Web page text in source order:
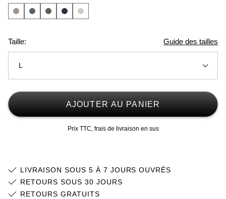
Taille: Guide des tailles
L
M
2XL
AJOUTER AU PANIER
Prix TTC, frais de livraison en sus
LIVRAISON SOUS 5 À 7 JOURS OUVRÉS
RETOURS SOUS 30 JOURS
RETOURS GRATUITS